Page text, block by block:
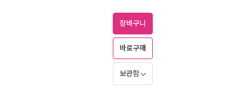
장바구니
바로구매
보관함